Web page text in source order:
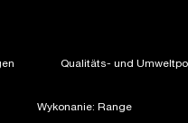
Qualitäts- und
Wykonanie: Range